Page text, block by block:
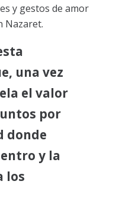
y gestos de amor
Nazaret.
una vez
el valor
por
donde
y la
los